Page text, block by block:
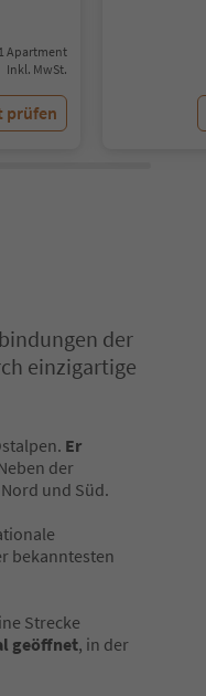
Apartment
Inkl. MwSt.
prüfen
der
einzigartige
Er
der
und Süd.
bekanntesten
Strecke
geöffnet, in der